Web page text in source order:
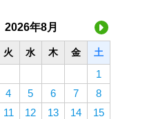
2026年8月
火 水 木 金 土
1
4 5 6 7
8
11 12 13 14
15